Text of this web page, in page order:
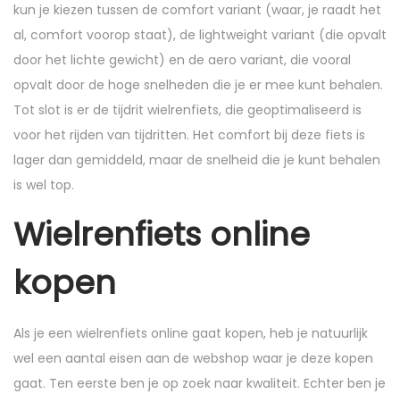
kun je kiezen tussen de comfort variant (waar, je raadt het
al, comfort voorop staat), de lightweight variant (die opvalt
door het lichte gewicht) en de aero variant, die vooral
opvalt door de hoge snelheden die je er mee kunt behalen.
Tot slot is er de tijdrit wielrenfiets, die geoptimaliseerd is
voor het rijden van tijdritten. Het comfort bij deze fiets is
lager dan gemiddeld, maar de snelheid die je kunt behalen
is wel top.
Wielrenfiets online
kopen
Als je een wielrenfiets online gaat kopen, heb je natuurlijk
wel een aantal eisen aan de webshop waar je deze kopen
gaat. Ten eerste ben je op zoek naar kwaliteit. Echter ben je